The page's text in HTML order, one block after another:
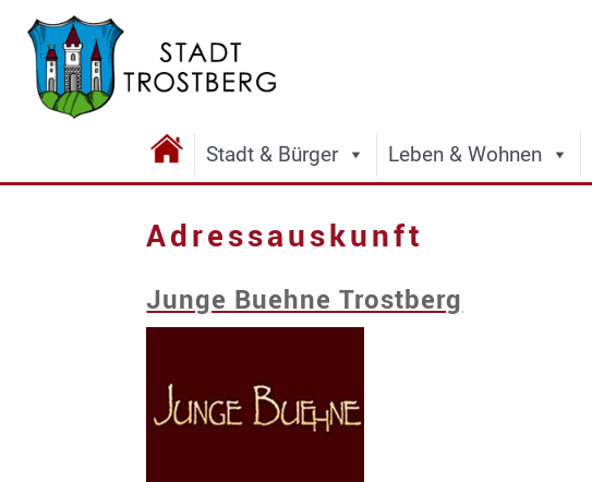
Stadt & Bürger Leben & Wohnen
Adressauskunft
Junge Buehne Trostberg